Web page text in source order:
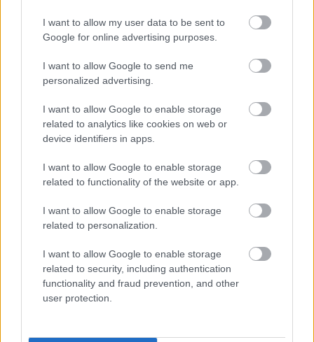
I want to allow my user data to be sent to
Google for online advertising purposes.
I want to allow Google to send me
personalized advertising.
I want to allow Google to enable storage
related to analytics like cookies on web or
device identifiers in apps.
I want to allow Google to enable storage
related to functionality of the website or app.
I want to allow Google to enable storage
related to personalization.
I want to allow Google to enable storage
related to security, including authentication
functionality and fraud prevention, and other
user protection.
0,42€ – 4,20€
0,60€ – €
Μπάρ σνάκ – bar snack
Επιλογή
1,60€ – €
Επιλογή